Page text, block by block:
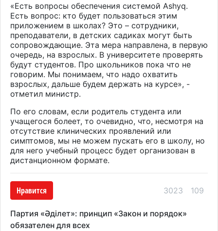
«Есть вопросы обеспечения системой Ashyq.
Есть вопрос: кто будет пользоваться этим
приложением в школах? Это – сотрудники,
преподаватели, в детских садиках могут быть
сопровождающие. Эта мера направлена, в первую
очередь, на взрослых. В университете проверять
будут студентов. Про школьников пока что не
говорим. Мы понимаем, что надо охватить
взрослых, дальше будем держать на курсе», -
отметил министр.
По его словам, если родитель студента или
учащегося болеет, то очевидно, что, несмотря на
отсутствие клинических проявлений или
симптомов, мы не можем пускать его в школу, но
для него учебный процесс будет организован в
дистанционном формате.
Нравится 3023 109
Партия «Әділет»: принцип «Закон и порядок»
обязателен для всех